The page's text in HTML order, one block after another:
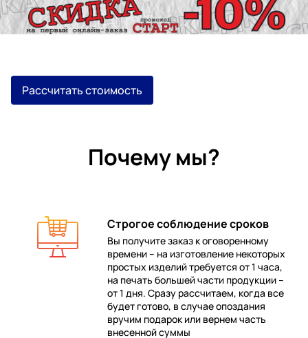
Рассчитать стоимость
Почему мы?
Строгое соблюдение сроков
Вы получите заказ к оговоренному
времени – на изготовление некоторых
простых изделий требуется от 1 часа,
на печать большей части продукции –
от 1 дня. Сразу рассчитаем, когда все
будет готово, в случае опоздания
вручим подарок или вернем часть
внесенной суммы